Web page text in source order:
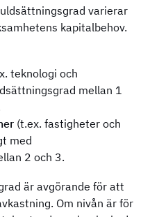
varierar
kapitalbehov.
teknologi och
mellan 1
(t.ex. fastigheter och
med
2 och 3.
är avgörande för att
Om nivån är för